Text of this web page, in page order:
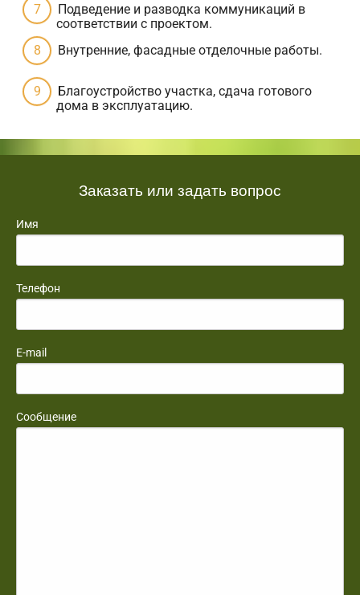
Подведение и разводка коммуникаций в
соответствии с проектом.
Внутренние, фасадные отделочные работы.
Благоустройство участка, сдача готового
дома в эксплуатацию.
Заказать или задать вопрос
Имя
Телефон
E-mail
Сообщение